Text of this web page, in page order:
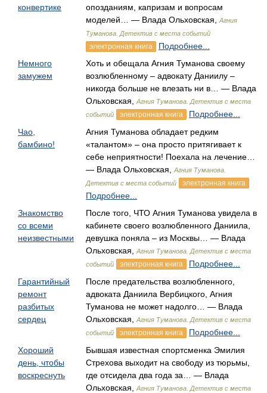
конвертике
опозданиям, капризам и вопросам
моделей… — Влада Ольховская,
Агния
Туманова. Детектив с места событий
электронная книга
Подробнее...
Немного
замужем
Хоть и обещала Агния Туманова своему
возлюбленному – адвокату Даниилу –
никогда больше не влезать ни в… — Влада
Ольховская,
Агния Туманова. Детектив с места
событий
электронная книга
Подробнее...
Чао,
бамбино!
Агния Туманова обладает редким
«талантом» – она просто притягивает к
себе неприятности! Поехала на лечение…
— Влада Ольховская,
Агния Туманова.
Детектив с места событий
электронная книга
Подробнее...
Знакомство
со всеми
неизвестными
После того, ЧТО Агния Туманова увидела в
кабинете своего возлюбленного Даниила,
девушка поняла – из Москвы… — Влада
Ольховская,
Агния Туманова. Детектив с места
событий
электронная книга
Подробнее...
Гарантийный
ремонт
разбитых
сердец
После предательства возлюбленного,
адвоката Даниила Вербицкого, Агния
Туманова не может надолго… — Влада
Ольховская,
Агния Туманова. Детектив с места
событий
электронная книга
Подробнее...
Хороший
день, чтобы
воскреснуть
Бывшая известная спортсменка Эмилия
Стрехова выходит на свободу из тюрьмы,
где отсидела два года за… — Влада
Ольховская,
Агния Туманова. Детектив с места